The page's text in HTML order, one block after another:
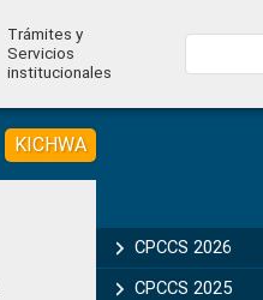
Trámites y
Servicios
institucionales
KICHWA
Sidebar
CPCCS 2026
CPCCS 2025